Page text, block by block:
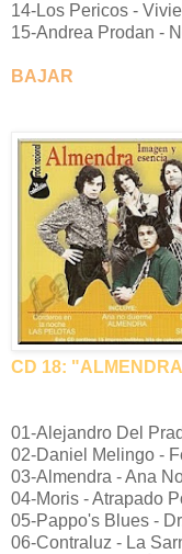
14-Los Pericos -
15-Andrea Prodan -
BAJAR
CD 18:
01-Alejandro Del
02-Daniel Melingo -
03-Almendra - Ana
04-Moris - Atrapado
05-Pappo's Blues -
06-Contraluz - La